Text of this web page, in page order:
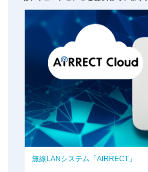
無線LANシステム「AIRRECT」